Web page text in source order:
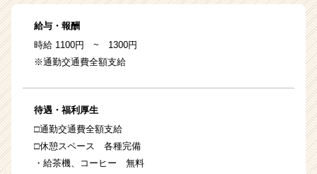
給与・報酬
時給 1100円 ~ 1300円
※通勤交通費全額支給
待遇・福利厚生
□通勤交通費全額支給
□休憩スペース 各種完備
・給茶機、コーヒー 無料